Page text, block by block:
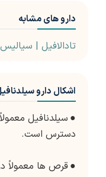
دارو های مشابه
تادالافیل | سیالیس
اشکال دارو
● سیلدنافیل
دسترس است.
●